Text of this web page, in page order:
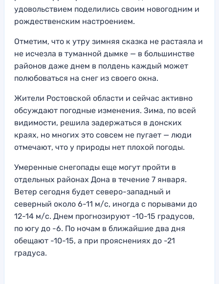
удовольствием поделились своим новогодним и
рождественским настроением.
Отметим, что к утру зимняя сказка не растаяла и
не исчезла в туманной дымке — в большинстве
районов даже днем в полдень каждый может
полюбоваться на снег из своего окна.
Жители Ростовской области и сейчас активно
обсуждают погодные изменения. Зима, по всей
видимости, решила задержаться в донских
краях, но многих это совсем не пугает — люди
отмечают, что у природы нет плохой погоды.
Умеренные снегопады еще могут пройти в
отдельных районах Дона в течение 7 января.
Ветер сегодня будет северо-западный и
северный около 6-11 м/с, иногда с порывами до
12-14 м/с. Днем прогнозируют -10-15 градусов,
по югу до -6. По ночам в ближайшие два дня
обещают -10-15, а при прояснениях до -21
градуса.